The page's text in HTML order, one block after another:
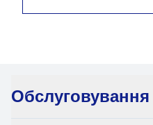
Обслуговування